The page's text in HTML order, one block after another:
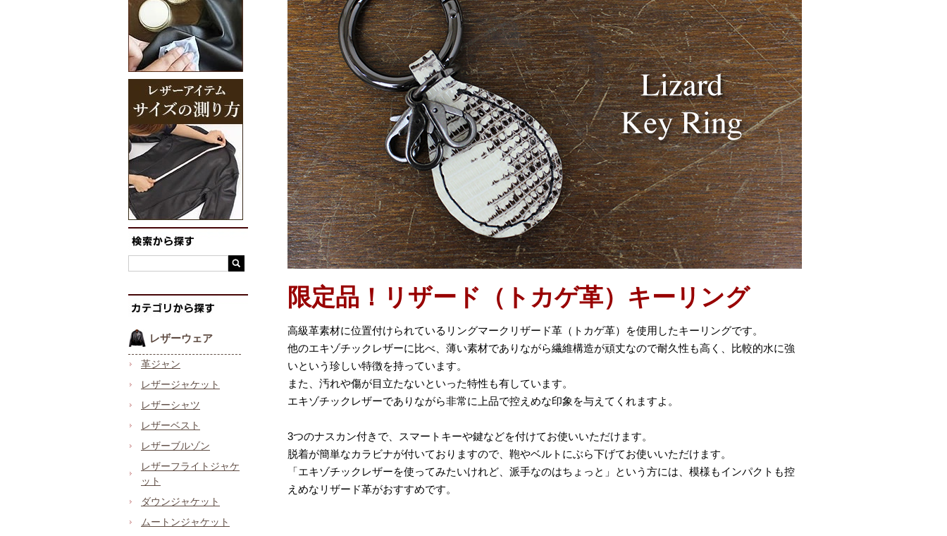
レザーウェア
革ジャン
レザージャケット
レザーシャツ
レザーベスト
レザーブルゾン
レザーフライトジャケ
ット
ダウンジャケット
ムートンジャケット
限定品！リザード（トカゲ革）キーリング
高級革素材に位置付けられているリングマークリザード革（トカゲ革）を使用したキーリングです。
他のエキゾチックレザーに比べ、薄い素材でありながら繊維構造が頑丈なので耐久性も高く、比較的水に強
いという珍しい特徴を持っています。
また、汚れや傷が目立たないといった特性も有しています。
エキゾチックレザーでありながら非常に上品で控えめな印象を与えてくれますよ。
3つのナスカン付きで、スマートキーや鍵などを付けてお使いいただけます。
脱着が簡単なカラビナが付いておりますので、鞄やベルトにぶら下げてお使いいただけます。
「エキゾチックレザーを使ってみたいけれど、派手なのはちょっと」という方には、模様もインパクトも控
えめなリザード革がおすすめです。